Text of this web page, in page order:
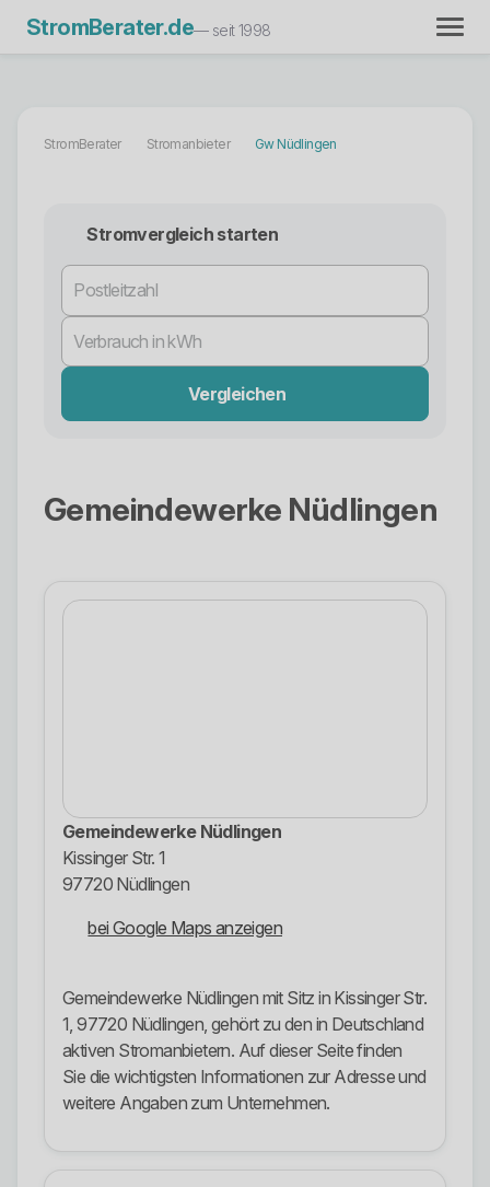
StromBerater.de— seit 1998
StromBerater Stromanbieter Gw Nüdlingen
Stromvergleich starten
Vergleichen
Gemeindewerke Nüdlingen
Gemeindewerke Nüdlingen
Kissinger Str. 1
97720 Nüdlingen
bei Google Maps anzeigen
Gemeindewerke Nüdlingen mit Sitz in Kissinger Str.
1, 97720 Nüdlingen, gehört zu den in Deutschland
aktiven Stromanbietern. Auf dieser Seite finden
Sie die wichtigsten Informationen zur Adresse und
weitere Angaben zum Unternehmen.